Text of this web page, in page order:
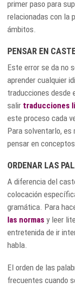
primer paso para
relacionadas con la
ámbitos.
PENSAR EN
Este error se da no
aprender cualquier
traducciones desde
salir traducciones
este proceso cada
Para solventarlo, es
pensar en
ORDENAR LAS
A diferencia del
colocación
gramática. Para
las normas y leer
entretenida de ir
habla.
El orden de las
frecuentes cuando